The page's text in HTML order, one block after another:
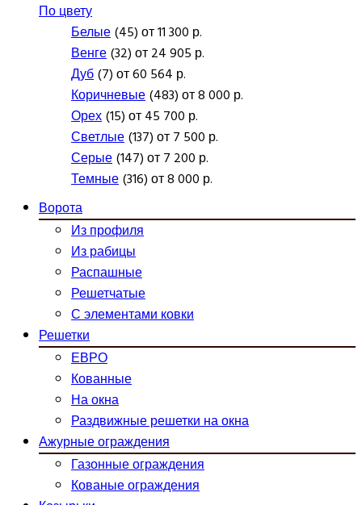
По цвету
Белые(45) от 11 300 р.
Венге(32) от 24 905 р.
Дуб(7) от 60 564 р.
Коричневые(483) от 8 000 р.
Орех(15) от 45 700 р.
Светлые(137) от 7 500 р.
Серые(147) от 7 200 р.
Темные(316) от 8 000 р.
Ворота
Из профиля
Из рабицы
Распашные
Решетчатые
С элементами ковки
Решетки
ЕВРО
Кованные
На окна
Раздвижные решетки на окна
Ажурные ограждения
Газонные ограждения
Кованые ограждения